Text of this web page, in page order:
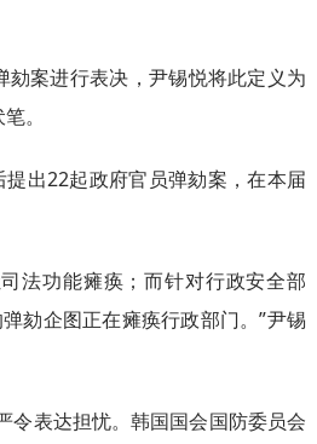
案进行表决，尹锡悦将此定义为
。
出22起政府官员弹劾案，在本届
法功能瘫痪；而针对行政安全部
劾企图正在瘫痪行政部门。”尹锡
令表达担忧。韩国国会国防委员会